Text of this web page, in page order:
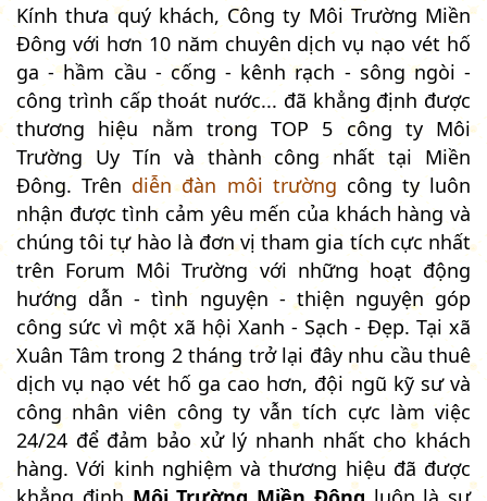
Kính thưa quý khách, Công ty Môi Trường Miền
Đông với hơn 10 năm chuyên dịch vụ nạo vét hố
ga - hầm cầu - cống - kênh rạch - sông ngòi -
công trình cấp thoát nước... đã khẳng định được
thương hiệu nằm trong TOP 5 công ty Môi
Trường Uy Tín và thành công nhất tại Miền
Đông. Trên diễn đàn môi trường công ty luôn
nhận được tình cảm yêu mến của khách hàng và
chúng tôi tự hào là đơn vị tham gia tích cực nhất
trên Forum Môi Trường với những hoạt động
hướng dẫn - tình nguyện - thiện nguyện góp
công sức vì một xã hội Xanh - Sạch - Đẹp. Tại xã
Xuân Tâm trong 2 tháng trở lại đây nhu cầu thuê
dịch vụ nạo vét hố ga cao hơn, đội ngũ kỹ sư và
công nhân viên công ty vẫn tích cực làm việc
24/24 để đảm bảo xử lý nhanh nhất cho khách
hàng. Với kinh nghiệm và thương hiệu đã được